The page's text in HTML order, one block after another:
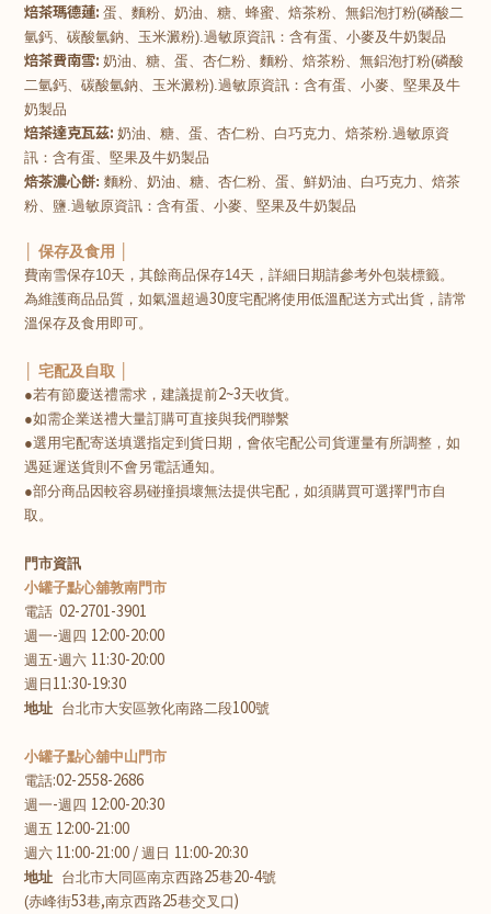
焙茶瑪德蓮: 蛋、麵粉、奶油、糖、蜂蜜、焙茶粉、無鋁泡打粉(磷酸二
氫鈣、碳酸氫鈉、玉米澱粉).過敏原資訊：含有蛋、小麥及牛奶製品
焙茶費南雪: 奶油、糖、蛋、杏仁粉、麵粉、焙茶粉、無鋁泡打粉(磷酸
二氫鈣、碳酸氫鈉、玉米澱粉).過敏原資訊：含有蛋、小麥、堅果及牛
奶製品
焙茶達克瓦茲: 奶油、糖、蛋、杏仁粉、白巧克力、焙茶粉.過敏原資
訊：含有蛋、堅果及牛奶製品
焙茶濃心餅: 麵粉、奶油、糖、杏仁粉、蛋、鮮奶油、白巧克力、焙茶
粉、鹽.過敏原資訊：含有蛋、小麥、堅果及牛奶製品
│ 保存及食用 │
費南雪保存10天，其餘商品保存14天，詳細日期請參考外包裝標籤。
為維護商品品質，如氣溫超過30度宅配將使用低溫配送方式出貨，請常
溫保存及食用即可。
│ 宅配及自取 │
●若有節慶送禮需求，建議提前2~3天收貨。
●如需企業送禮大量訂購可直接與我們聯繫
●選用宅配寄送填選指定到貨日期，會依宅配公司貨運量有所調整，如
遇延遲送貨則不會另電話通知。
●部分商品因較容易碰撞損壞無法提供宅配，如須購買可選擇門市自
取。
門市資訊
小罐子點心舖敦南門市
電話 02-2701-3901
週一-週四 12:00-20:00
週五-週六 11:30-20:00
週日 11:30-19:30
地址 台北市大安區敦化南路二段100號
小罐子點心舖中山門市
電話:02-2558-2686
週一-週四 12:00-20:30
週五 12:00-21:00
週六 11:00-21:00 / 週日 11:00-20:30
地址 台北市大同區南京西路25巷20-4號
(赤峰街53巷,南京西路25巷交叉口)